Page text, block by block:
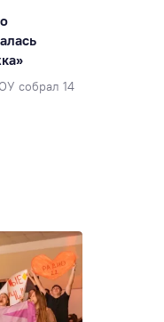
70
58
собрал 14